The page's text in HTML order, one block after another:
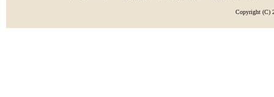
Copyright (C)